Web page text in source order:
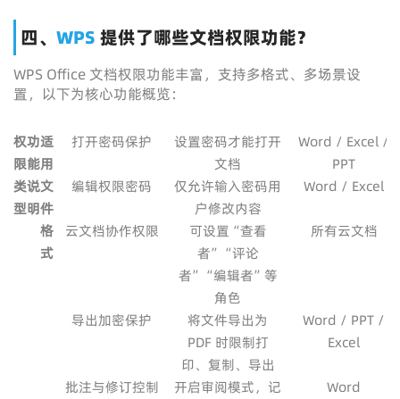
四、 WPS 提供了哪些文档权限功能？
WPS Office 文档权限功能丰富，支持多格式、多场景设
置，以下为核心功能概览：
权
限
类
型
功
能
说
明
适
用
文
件
格
式
打开密码保护
设置密码才能打开
文档
Word / Excel /
PPT
编辑权限密码
仅允许输入密码用
户修改内容
Word / Excel
云文档协作权限
可设置“查看
者”“评论
者”“编辑者”等
角色
所有云文档
导出加密保护
将文件导出为
PDF 时限制打
印、复制、导出
Word / PPT /
Excel
批注与修订控制
开启审阅模式，记
Word